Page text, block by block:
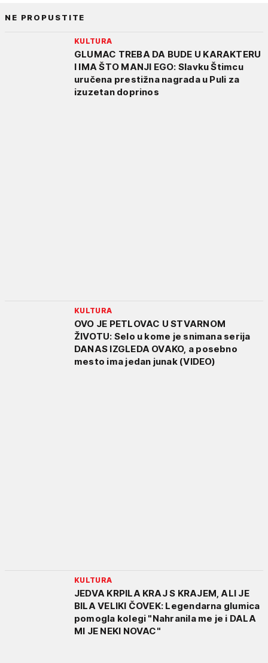
NE PROPUSTITE
KULTURA
GLUMAC TREBA DA BUDE U KARAKTERU
I IMA ŠTO MANJI EGO: Slavku Štimcu
uručena prestižna nagrada u Puli za
izuzetan doprinos
KULTURA
OVO JE PETLOVAC U STVARNOM
ŽIVOTU: Selo u kome je snimana serija
DANAS IZGLEDA OVAKO, a posebno
mesto ima jedan junak (VIDEO)
KULTURA
JEDVA KRPILA KRAJ S KRAJEM, ALI JE
BILA VELIKI ČOVEK: Legendarna glumica
pomogla kolegi "Nahranila me je i DALA
MI JE NEKI NOVAC"